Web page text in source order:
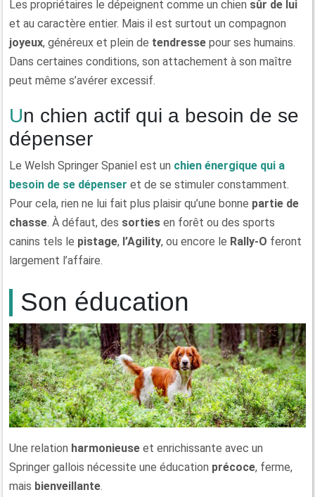
Les propriétaires le dépeignent comme un chien sûr de lui
et au caractère entier. Mais il est surtout un compagnon
joyeux, généreux et plein de tendresse pour ses humains.
Dans certaines conditions, son attachement à son maître
peut même s’avérer excessif.
Un chien actif qui a besoin de se
dépenser
Le Welsh Springer Spaniel est un chien énergique qui a
besoin de se dépenser et de se stimuler constamment.
Pour cela, rien ne lui fait plus plaisir qu’une bonne partie de
chasse. À défaut, des sorties en forêt ou des sports
canins tels le pistage, l’Agility, ou encore le Rally-O feront
largement l’affaire.
Son éducation
Une relation harmonieuse et enrichissante avec un
Springer gallois nécessite une éducation précoce, ferme,
mais bienveillante.